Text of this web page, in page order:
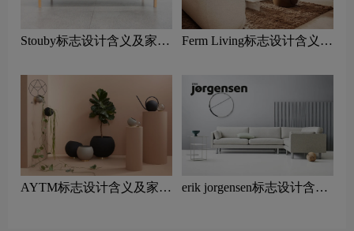
Stouby标志设计含义及家具
Ferm Living标志设计含义及
AYTM标志设计含义及家具
erik jorgensen标志设计含义